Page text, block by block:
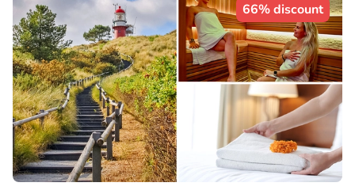
66% discount